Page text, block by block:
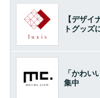
【デザ
トグッズ
「かわ
集中